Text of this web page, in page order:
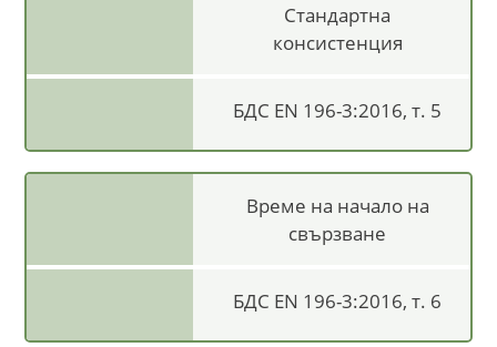
Стандартна
консистенция
БДС EN 196-3:2016, т. 5
Време на начало на
свързване
БДС EN 196-3:2016, т. 6